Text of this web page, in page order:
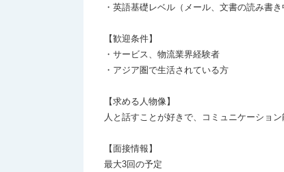
・英語基礎レベル（メール、文書の読み書き
【歓迎条件】
・サービス、物流業界経験者
・アジア圏で生活されている方
【求める人物像】
人と話すことが好きで、コミュニケーショ
【面接情報】
最大3回の予定